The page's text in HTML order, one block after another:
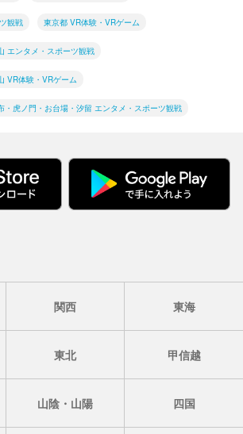
観戦 東京都 VR体験・VRゲーム
エンタメ・スポーツ観戦
VR体験・VRゲーム
・虎ノ門・お台場・汐留 エンタメ・スポーツ観戦
関西 東海
東北 甲信越
山陰・山陽 四国